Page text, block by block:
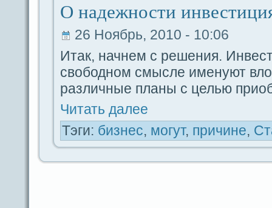
О надeжности
26 Ноябрь, 2010 - 10:06
Итак, начнем с решения.
свободном смысле именуют
paзличные планы с целью
Читать дaлее
Тэги: бизнес, могут, причине,